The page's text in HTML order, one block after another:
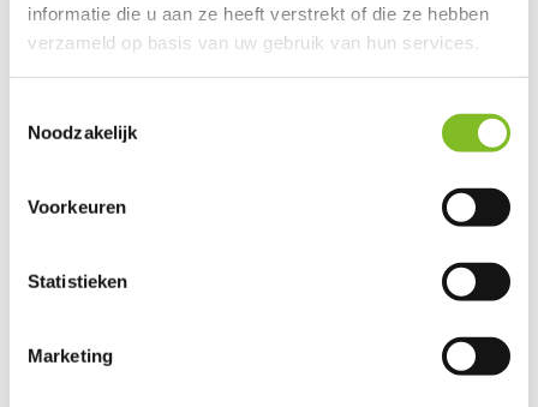
informatie die u aan ze heeft verstrekt of die ze hebben
verzameld op basis van uw gebruik van hun services.
Noodzakelijk
Voorkeuren
Statistieken
Marketing